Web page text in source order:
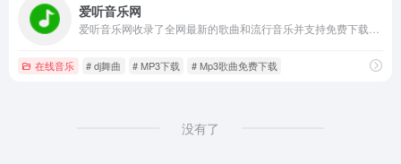
爱听音乐网
在线音乐 # dj舞曲 # MP3下载 # Mp3歌曲免费下载
没有了